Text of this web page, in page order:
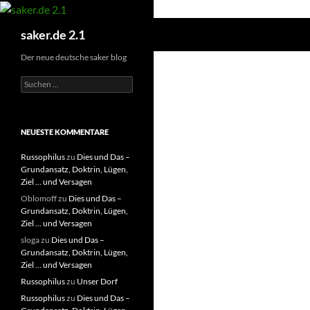
Zum
springen
saker.de 2.1
Der neue deutsche saker blog
S
u
e
n
a
c
h
:
NEUESTE KOMMENTARE
Russophiluszu Dies und Das –
Grundansatz, Doktrin, Lügen,
Ziel … und Versagen
Oblomoffzu Dies und Das –
Grundansatz, Doktrin, Lügen,
Ziel … und Versagen
slogazu Dies und Das –
Grundansatz, Doktrin, Lügen,
Ziel … und Versagen
Russophiluszu Unser Dorf
Russophiluszu Dies und Das –